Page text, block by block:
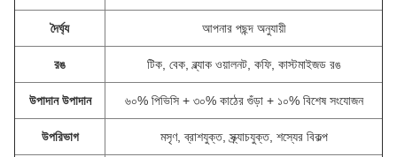
দৈর্ঘ্য আপনার পছন্দ অনুযায়ী
রঙ টিক, বেক, ব্ল্যাক ওয়ালনট, কফি, কাস্টমাইজড রঙ
উপাদান উপাদান ৬০% পিভিসি + ৩০% কাঠের গুঁড়া + ১০% বিশেষ সংযোজন
উপরিভাগ মসৃণ, ব্রাশযুক্ত, স্ক্র্যাচযুক্ত, শস্যের বিকল্প